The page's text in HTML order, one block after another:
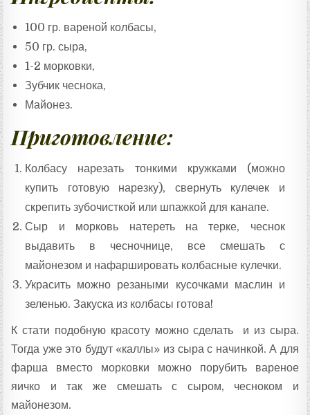
100 гр. вареной колбасы,
50 гр. сыра,
1-2 морковки,
Зубчик чеснока,
Майонез.
Приготовление:
Колбасу нарезать тонкими кружками (можно
купить готовую нарезку), свернуть кулечек и
скрепить зубочисткой или шпажкой для канапе.
Сыр и морковь натереть на терке, чеснок
выдавить в чесночнице, все смешать с
майонезом и нафаршировать колбасные кулечки.
Украсить можно резаными кусочками маслин и
зеленью. Закуска из колбасы готова!
К стати подобную красоту можно сделать и из сыра.
Тогда уже это будут «каллы» из сыра с начинкой. А для
фарша вместо морковки можно порубить вареное
яичко и так же смешать с сыром, чесноком и
майонезом.